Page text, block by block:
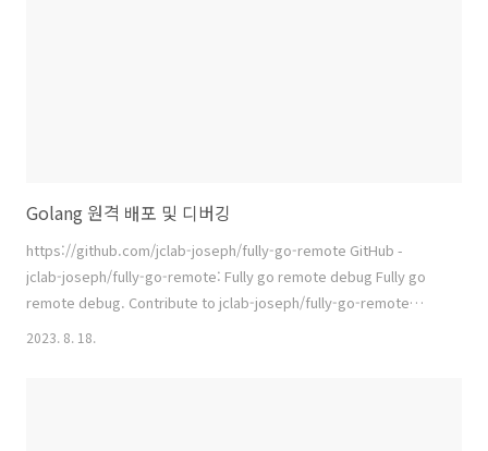
Golang 원격 배포 및 디버깅
https://github.com/jclab-joseph/fully-go-remote GitHub -
jclab-joseph/fully-go-remote: Fully go remote debug Fully go
remote debug. Contribute to jclab-joseph/fully-go-remote
development by creating an account on GitHub. github.com Go
2023. 8. 18.